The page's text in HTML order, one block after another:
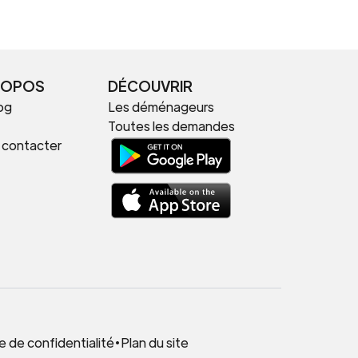
contacter
DÉCOUVRIR
Les déménageurs
Toutes les demandes
de confidentialité•Plan du site